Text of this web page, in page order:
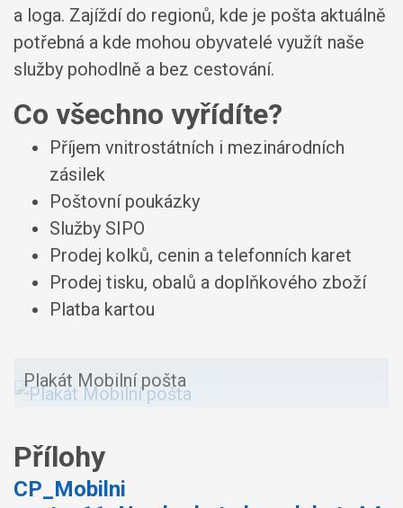
a loga. Zajíždí do regionů, kde je pošta aktuálně
potřebná a kde mohou obyvatelé využít naše
služby pohodlně a bez cestování.
Co všechno vyřídíte?
Příjem vnitrostátních i mezinárodních
zásilek
Poštovní poukázky
Služby SIPO
Prodej kolků, cenin a telefonních karet
Prodej tisku, obalů a doplňkového zboží
Platba kartou
Plakát Mobilní pošta
Přílohy
CP_Mobilni